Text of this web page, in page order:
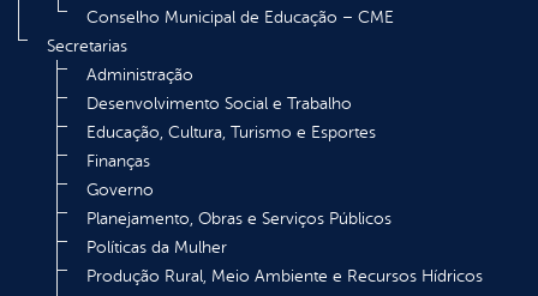
Conselho Municipal de Educação – CME
Secretarias
Administração
Desenvolvimento Social e Trabalho
Educação, Cultura, Turismo e Esportes
Finanças
Governo
Planejamento, Obras e Serviços Públicos
Políticas da Mulher
Produção Rural, Meio Ambiente e Recursos Hídricos